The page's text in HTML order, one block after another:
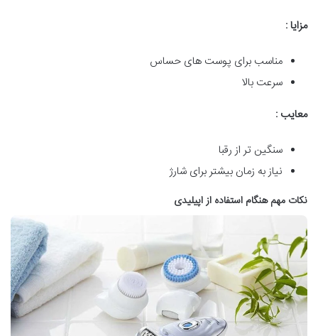
مزایا :
مناسب برای پوست های حساس
سرعت بالا
معایب :
سنگین تر از رقبا
نیاز به زمان بیشتر برای شارژ
نکات مهم هنگام استفاده از اپیلیدی